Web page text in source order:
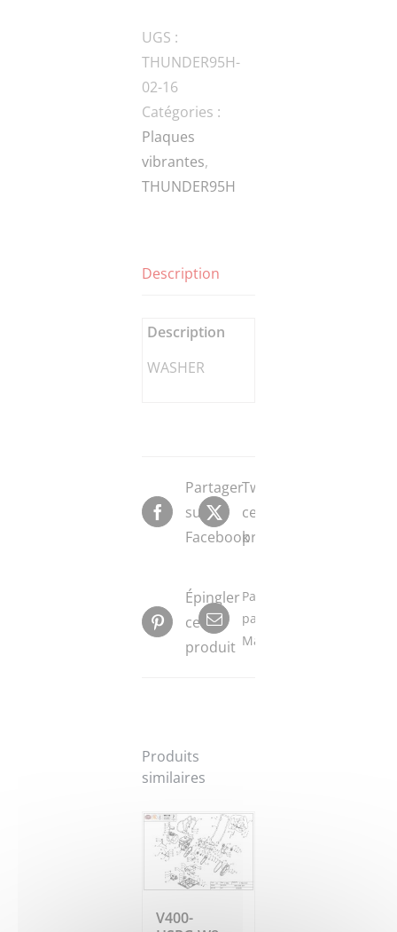
WASHER
UGS :
THUNDER95H-
02-16
Catégories :
Plaques
vibrantes,
THUNDER95H
Description
Description
WASHER
Partager
sur
Facebook
Tweeter
ce
produit
Épingler
ce
produit
Partager
par
Mail
Produits
similaires
V400-